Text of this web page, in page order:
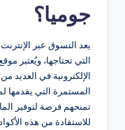
جوميا؟
يعد التسوق عبر
التي تحتاجها، ويُعتبر
الإلكترونية في العديد
المستمرة التي يقدمها
تمنحهم فرصة لتوفير
للاستفادة من هذه